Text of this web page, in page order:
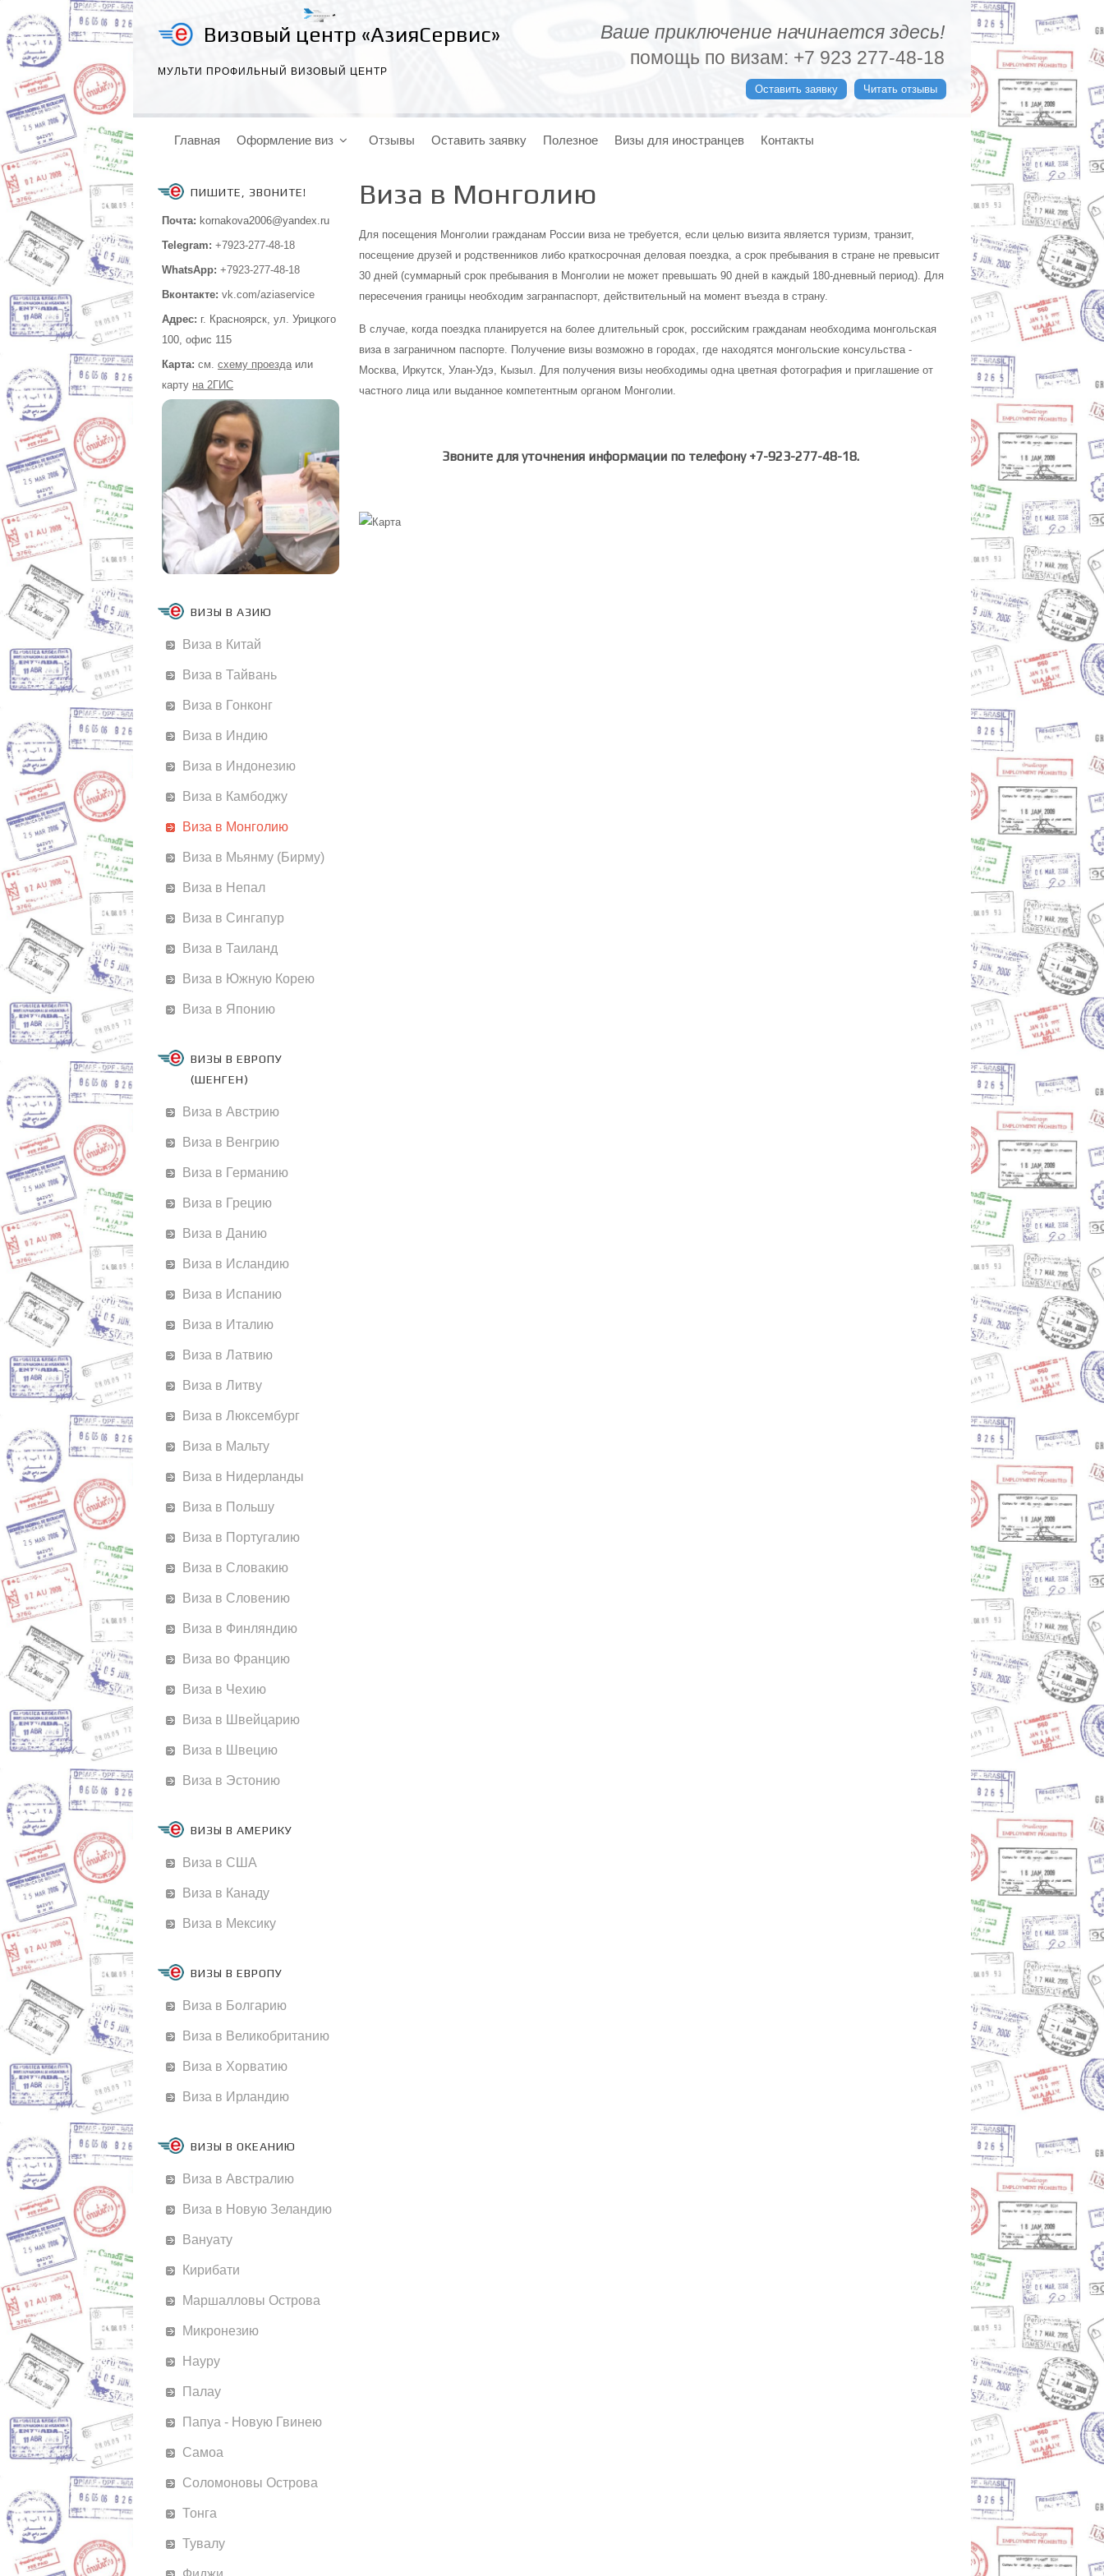
Визовый центр «АзияСервис»
МУЛЬТИ ПРОФИЛЬНЫЙ ВИЗОВЫЙ ЦЕНТР
Ваше приключение начинается здесь!
помощь по визам: +7 923 277-48-18
Оставить заявку Читать отзывы
Главная Оформление виз Отзывы Оставить заявку Полезное Визы для иностранцев Контакты
ПИШИТЕ, ЗВОНИТЕ!
Почта: kornakova2006@yandex.ru
Telegram: +7923-277-48-18
WhatsApp: +7923-277-48-18
Вконтакте: vk.com/aziaservice
Адрес: г. Красноярск, ул. Урицкого
100, офис 115
Карта: см. схему проездаили
карту на 2ГИС
ВИЗЫ В АЗИЮ
Виза в Китай
Виза в Тайвань
Виза в Гонконг
Виза в Индию
Виза в Индонезию
Виза в Камбоджу
Виза в Монголию
Виза в Мьянму (Бирму)
Виза в Непал
Виза в Сингапур
Виза в Таиланд
Виза в Южную Корею
Виза в Японию
ВИЗЫ В ЕВРОПУ
(ШЕНГЕН)
Виза в Австрию
Виза в Венгрию
Виза в Германию
Виза в Грецию
Виза в Данию
Виза в Исландию
Виза в Испанию
Виза в Италию
Виза в Латвию
Виза в Литву
Виза в Люксембург
Виза в Мальту
Виза в Нидерланды
Виза в Польшу
Виза в Португалию
Виза в Словакию
Виза в Словению
Виза в Финляндию
Виза во Францию
Виза в Чехию
Виза в Швейцарию
Виза в Швецию
Виза в Эстонию
ВИЗЫ В АМЕРИКУ
Виза в США
Виза в Канаду
Виза в Мексику
ВИЗЫ В ЕВРОПУ
Виза в Болгарию
Виза в Великобританию
Виза в Хорватию
Виза в Ирландию
ВИЗЫ В ОКЕАНИЮ
Виза в Австралию
Виза в Новую Зеландию
Вануату
Кирибати
Маршалловы Острова
Микронезию
Науру
Палау
Папуа - Новую Гвинею
Самоа
Соломоновы Острова
Тонга
Тувалу
Виза в Монголию
Для посещения Монголии гражданам России виза не требуется, если целью визита является туризм, транзит,
посещение друзей и родственников либо краткосрочная деловая поездка, а срок пребывания в стране не превысит
30 дней (суммарный срок пребывания в Монголии не может превышать 90 дней в каждый 180-дневный период). Для
пересечения границы необходим загранпаспорт, действительный на момент въезда в страну.
В случае, когда поездка планируется на более длительный срок, российским гражданам необходима монгольская
виза в заграничном паспорте. Получение визы возможно в городах, где находятся монгольские консульства -
Москва, Иркутск, Улан-Удэ, Кызыл. Для получения визы необходимы одна цветная фотография и приглашение от
частного лица или выданное компетентным органом Монголии.
Звоните для уточнения информации по телефону +7-923-277-48-18.